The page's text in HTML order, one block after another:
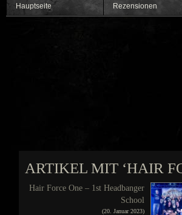
Hauptseite Rezensionen
ARTIKEL MIT ‘HAIR
Hair Force One – 1st Headbanger
School
(20. Januar 2023)